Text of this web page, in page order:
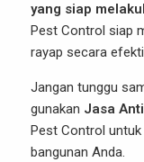
yang siap
Pest Control siap
rayap secara
Jangan tunggu
gunakan Jasa
Pest Control
bangunan Anda.